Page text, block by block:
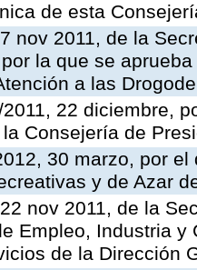
de esta
nov 2011, de la
la que se
a las
22 diciembre,
Consejería de
30 marzo, por
y de Azar
nov 2011, de la
Empleo, Industria
de la Dirección